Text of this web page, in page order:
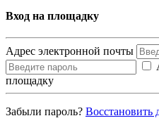
Вход на площадку
Адрес электронной почты
площадку
Забыли пароль? Восcтановить